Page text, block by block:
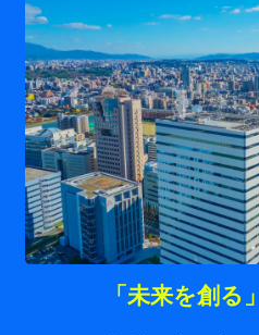
「未来を創る